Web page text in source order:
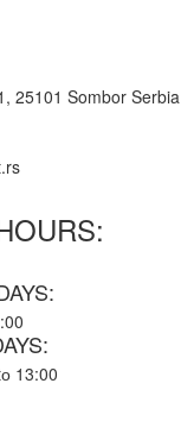
25101 Sombor Serbia
13:00